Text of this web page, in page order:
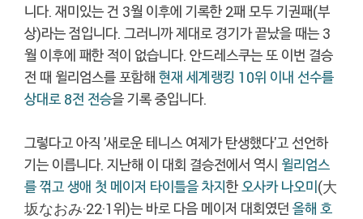
니다. 재미있는 건 3월 이후에 기록한 2패 모두 기권패(부
상)라는 점입니다. 그러니까 제대로 경기가 끝났을 때는 3
월 이후에 패한 적이 없습니다. 안드레스쿠는 또 이번 결승
전 때 윌리엄스를 포함해 현재 세계랭킹 10위 이내 선수를
상대로 8전 전승을 기록 중입니다.
그렇다고 아직 '새로운 테니스 여제가 탄생했다'고 선언하
기는 이릅니다. 지난해 이 대회 결승전에서 역시 윌리엄스
를 꺾고 생애 첫 메이저 타이틀을 차지한오사카 나오미(大
坂なおみ·22·1위)는 바로 다음 메이저 대회였던 올해 호